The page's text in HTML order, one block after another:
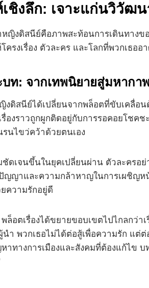
ชิงลึก: เจาะแก่นวิวัฒ
หญิงดิสนีย์คือภาพสะท้อนการเดินทาง
ครงเรื่อง ตัวละคร และโลกที่พวกเธอ
บท: จากเทพนิยายสู่มหากา
ญิงดิสนีย์ได้เปลี่ยนจากพล็อตที่ขับเคลื่
รื่องราวถูกผูกติดอยู่กับการรอคอยโชค
นไขว่คว้าด้วยตนเอง
ชัดเจนขึ้นในยุคเปลี่ยนผ่าน ตัวละครอย่
ญาและความกล้าหาญในการเผชิญห
ยความรักอยู่ดี
ล็อตเรื่องได้ขยายขอบเขตไปไกลกว่าเ
นำ พวกเธอไม่ได้ต่อสู้เพื่อความรัก แ
าทางการเมืองและสังคมที่ต้องแก้ไข